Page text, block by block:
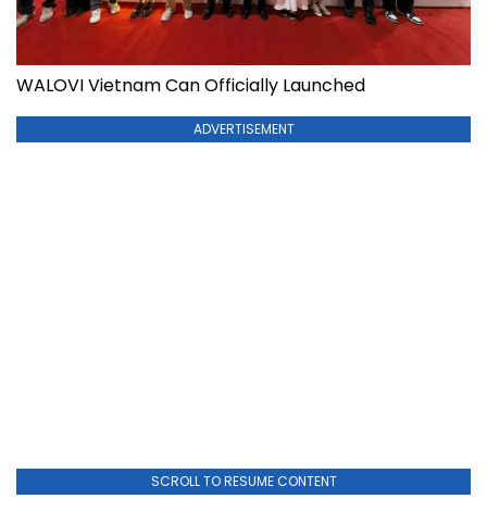
WALOVI Vietnam Can Officially Launched
ADVERTISEMENT
SCROLL TO RESUME CONTENT